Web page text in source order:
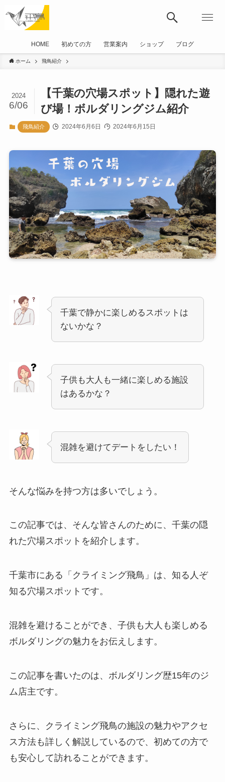
HOME 初めての方 営業案内 ショップ ブログ
ホーム 飛鳥紹介
【千葉の穴場スポット】隠れた遊
び場！ボルダリングジム紹介
2024
6/06
飛鳥紹介 2024年6月6日 2024年6月15日
千葉で静かに楽しめるスポットは
ないかな？
子供も大人も一緒に楽しめる施設
はあるかな？
混雑を避けてデートをしたい！
そんな悩みを持つ方は多いでしょう。
この記事では、そんな皆さんのために、千葉の隠
れた穴場スポットを紹介します。
千葉市にある「クライミング飛鳥」は、知る人ぞ
知る穴場スポットです。
混雑を避けることができ、子供も大人も楽しめる
ボルダリングの魅力をお伝えします。
この記事を書いたのは、ボルダリング歴15年のジ
ム店主です。
さらに、クライミング飛鳥の施設の魅力やアクセ
ス方法も詳しく解説しているので、初めての方で
も安心して訪れることができます。